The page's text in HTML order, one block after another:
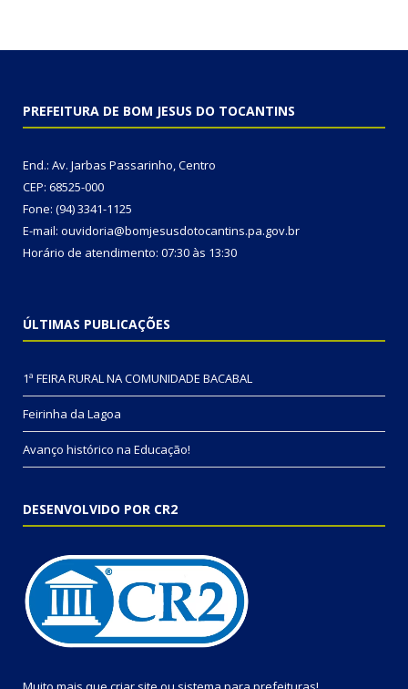
PREFEITURA DE BOM JESUS DO TOCANTINS
End.: Av. Jarbas Passarinho, Centro
CEP: 68525-000
Fone: (94) 3341-1125
E-mail: ouvidoria@bomjesusdotocantins.pa.gov.br
Horário de atendimento: 07:30 às 13:30
ÚLTIMAS PUBLICAÇÕES
1ª FEIRA RURAL NA COMUNIDADE BACABAL
Feirinha da Lagoa
Avanço histórico na Educação!
DESENVOLVIDO POR CR2